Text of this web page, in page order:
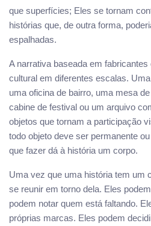
que superfícies; Eles se tornam
histórias que, de outra forma,
espalhadas.
A narrativa baseada em
cultural em diferentes escalas.
uma oficina de bairro, uma mesa
cabine de festival ou um arquivo
objetos que tornam a participação
todo objeto deve ser permanente
que fazer dá à história um corpo.
Uma vez que uma história tem um
se reunir em torno dela. Eles
podem notar quem está faltando.
próprias marcas. Eles podem